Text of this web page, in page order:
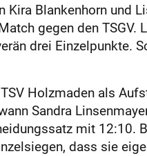
Blankenhorn und
gegen den TSGV.
drei Einzelpunkte.
Holzmaden als
Sandra
mit 12:10.
dass sie